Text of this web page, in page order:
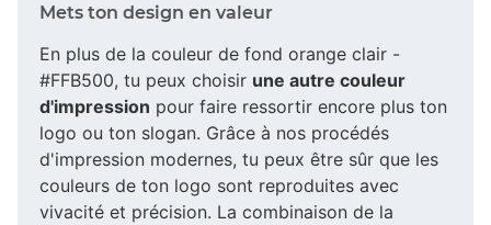
Mets ton design en valeur
En plus de la couleur de fond orange clair -
#FFB500, tu peux choisir une autre couleur
d'impression pour faire ressortir encore plus ton
logo ou ton slogan. Grâce à nos procédés
d'impression modernes, tu peux être sûr que les
couleurs de ton logo sont reproduites avec
vivacité et précision. La combinaison de la